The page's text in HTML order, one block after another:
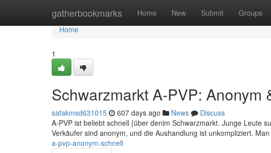
gatherbookmarks Home New Submit Groups
Home
Home
1
Schwarzmarkt A-PVP: Anonym
safakmsd631015 607 days ago News
Discuss
A-PVP ist beliebt schnell {über denim Schwarzmarkt. Junge Leute
Verkäufer sind anonym, und die Aushandlung ist unkompliziert.
a-pvp-anonym-schnell